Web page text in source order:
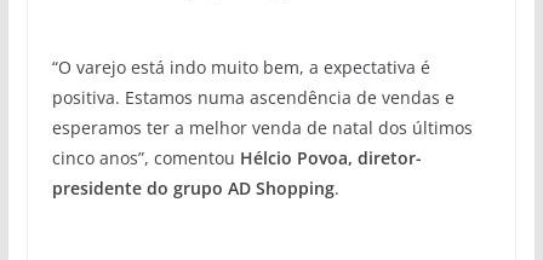
“O varejo está indo muito bem, a expectativa é
positiva. Estamos numa ascendência de vendas e
esperamos ter a melhor venda de natal dos últimos
cinco anos”, comentou Hélcio Povoa, diretor-
presidente do grupo AD Shopping.